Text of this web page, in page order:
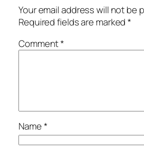
Your email address will not be
Required fields are marked*
Comment*
Name*